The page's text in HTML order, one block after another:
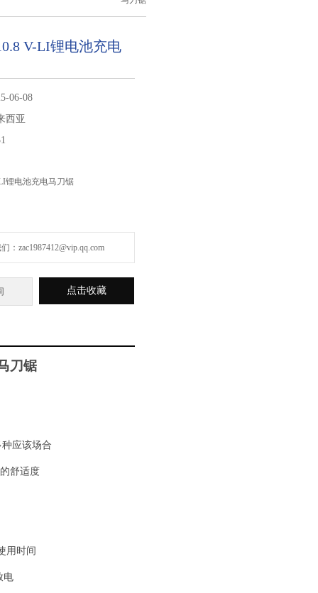
V-LI锂电池充电
06-08
西亚
锂电池充电马刀锯
：zac1987412@vip.qq.com
点击收藏
刀锯
应该场合
舒适度
用时间
电